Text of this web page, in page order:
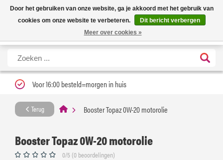
Nieuwe levertijd: 1 tot 3 werkdagen | Nu 25% korting op gehele assortiment
Carfume met kortingscode ''verfrissend''
X
Voor 16:00 besteld=morgen in huis
Terug Booster Topaz 0W-20 motorolie
Booster Topaz 0W-20 motorolie
0/5 (0 beoordelingen)
Door het gebruiken van onze website, ga je akkoord met het gebruik van
cookies om onze website te verbeteren.
Dit bericht verbergen
Meer over cookies »